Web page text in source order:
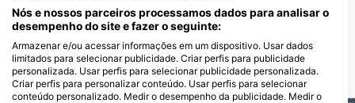
Locais de mergulho próximos
Nós e nossos parceiros processamos dados para analisar o
desempenho do site e fazer o seguinte:
Armazenar e/ou acessar informações em um dispositivo. Usar dados
limitados para selecionar publicidade. Criar perfis para publicidade
personalizada. Usar perfis para selecionar publicidade personalizada.
Criar perfis para personalizar conteúdo. Usar perfis para selecionar
conteúdo personalizado. Medir o desempenho da publicidade. Medir o